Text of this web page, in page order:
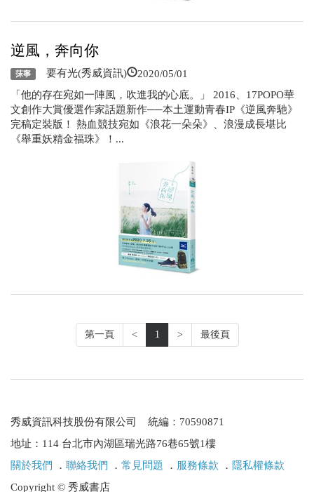
逆風，奔向你
莯寧 要有光(秀威資訊) 2020/05/01
「他的存在宛如一陣風，吹進我的心底。」 2016、17POPO華
文創作大賞優選作家話題新作──本土運動青春IP《逆風奔馳》
完稿定裝版！ 熱血競技宛如《浪花一朵朵》、浪漫成長堪比
《舉重妖精金福珠》！...
第一頁 < 1 > 最後頁
秀威資訊科技股份有限公司 統編：70590871
地址：114 台北市內湖區瑞光路76巷65號1樓
關於我們
． 聯絡我們 ． 常見問題 ． 服務條款 ． 隱私權條款
Copyright © 秀威書店